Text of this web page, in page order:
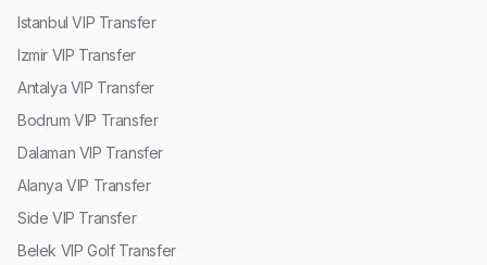
Istanbul VIP Transfer
Izmir VIP Transfer
Antalya VIP Transfer
Bodrum VIP Transfer
Dalaman VIP Transfer
Alanya VIP Transfer
Side VIP Transfer
Belek VIP Golf Transfer